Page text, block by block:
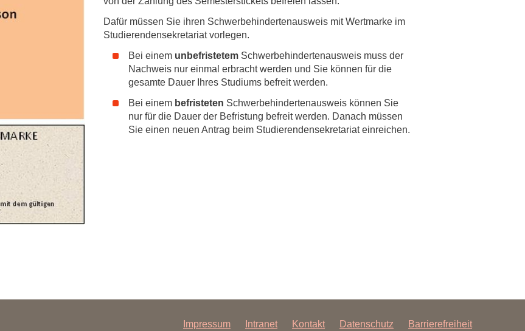
Forschungsinformationssystem
Dekanin für Forschung und Transfer und
Gute wissenschaftliche Praxis
GWP-Kommission
Ombudswesen und Ombudsperson
Forschung - Wissen - Translation - Transfer
Für Lebenswissenschaftler:innen
Für Partner:innen & Investor:innen
Für Startups und Gründer:innen
Dafür müssen Sie ihren Schwerbehindertenausweis mit Wertmarke im
Studierendensekretariat vorlegen.
Bei einem unbefristetemSchwerbehindertenausweis muss der
Nachweis nur einmal erbracht werden und Sie können für die
gesamte Dauer Ihres Studiums befreit werden.
Bei einem befristeten Schwerbehindertenausweis können Sie
nur für die Dauer der Befristung befreit werden. Danach müssen
Sie einen neuen Antrag beim Studierendensekretariat einreichen.
Impressum Intranet Kontakt Datenschutz Barrierefreiheit